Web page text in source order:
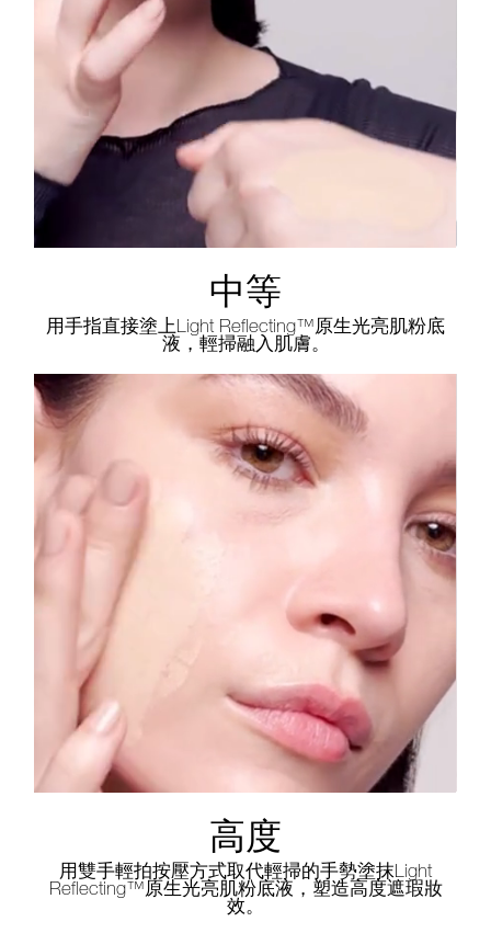
中等
用手指直接塗上Light Reflecting™原生光亮肌粉底
液，輕掃融入肌膚。
高度
用雙手輕拍按壓方式取代輕掃的手勢塗抹Light
Reflecting™原生光亮肌粉底液，塑造高度遮瑕妝
效。